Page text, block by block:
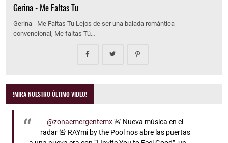
Gerina - Me Faltas Tu
Gerina - Me Faltas Tu Lejos de ser una balada romántica
convencional, Me faltas Tú…
!MIRA NUESTRO ÚLTIMO VIDEO!
@zonaemergentemx🚨 Nueva música en el
radar 🚨 RAYmi by the Pool nos abre las puertas